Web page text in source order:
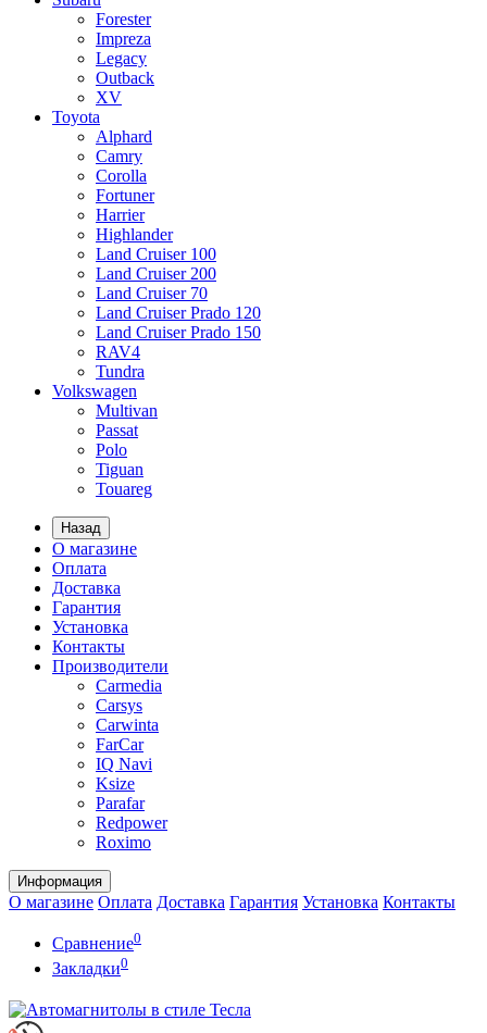
Forester
Impreza
Legacy
Outback
XV
Toyota
Alphard
Camry
Corolla
Fortuner
Harrier
Highlander
Land Cruiser 100
Land Cruiser 200
Land Cruiser 70
Land Cruiser Prado 120
Land Cruiser Prado 150
RAV4
Tundra
Volkswagen
Multivan
Passat
Polo
Tiguan
Touareg
Назад
О магазине
Оплата
Доставка
Гарантия
Установка
Контакты
Производители
Carmedia
Carsys
Carwinta
FarCar
IQ Navi
Ksize
Parafar
Redpower
Roximo
Информация
О магазине Оплата Доставка Гарантия Установка Контакты
Сравнение0
Закладки0